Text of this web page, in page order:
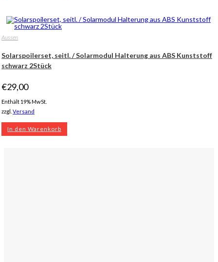
Aussen
Solarspoilerset, seitl. / Solarmodul Halterung aus ABS Kunststoff
schwarz 2Stück
€29,00
Enthält 19% MwSt.
zzgl. Versand
In den Warenkorb